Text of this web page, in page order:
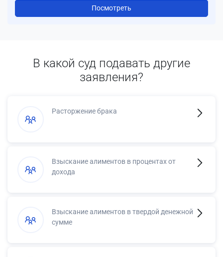
Посмотреть
В какой суд подавать другие
заявления?
Расторжение брака
Взыскание алиментов в процентах от
дохода
Взыскание алиментов в твердой денежной
сумме